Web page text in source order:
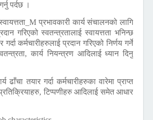
पर्दछ ।
प्रभावकारी कार्य संचालनको लागि
गरिएको स्वतन्त्रतालाई स्वायत्तता भनिन्छ
गर्दा कर्मचारीहरुलाई प्रदान गरिएको निर्णय गर्ने
कार्य नियन्त्रण आदिलाई ध्यान दिनु
ढाँचा तयार गर्दा कर्मचारीहरुका वारेमा प्राप्त
टिप्पणीहरु आदिलाई समेत आधार